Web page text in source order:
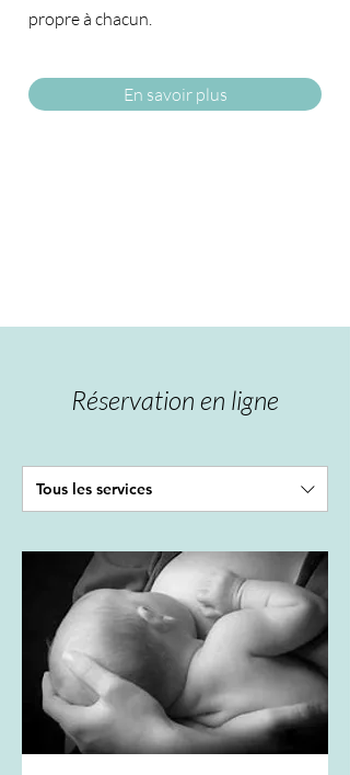
propre à chacun.​
En savoir plus
Réservation en ligne
Tous les services